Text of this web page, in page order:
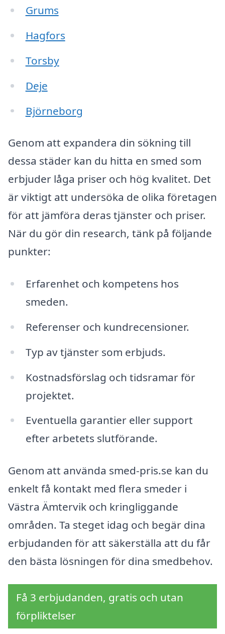
Grums
Hagfors
Torsby
Deje
Björneborg
Genom att expandera din sökning till
dessa städer kan du hitta en smed som
erbjuder låga priser och hög kvalitet. Det
är viktigt att undersöka de olika företagen
för att jämföra deras tjänster och priser.
När du gör din research, tänk på följande
punkter:
Erfarenhet och kompetens hos
smeden.
Referenser och kundrecensioner.
Typ av tjänster som erbjuds.
Kostnadsförslag och tidsramar för
projektet.
Eventuella garantier eller support
efter arbetets slutförande.
Genom att använda smed-pris.se kan du
enkelt få kontakt med flera smeder i
Västra Ämtervik och kringliggande
områden. Ta steget idag och begär dina
erbjudanden för att säkerställa att du får
den bästa lösningen för dina smedbehov.
Få 3 erbjudanden, gratis och utan
förpliktelser